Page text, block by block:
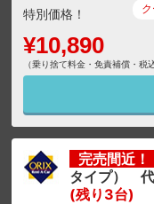
特別価格！
¥10,890
（乗り捨て料金・免責補償・税込
完売間近！
タイプ） 代
(残り3台)